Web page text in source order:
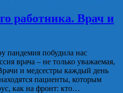
работника. Врач и
пандемия побудила нас
врача – не только уважаемая,
и медсестры каждый день
пациенты, которым
как на фронт: кто…